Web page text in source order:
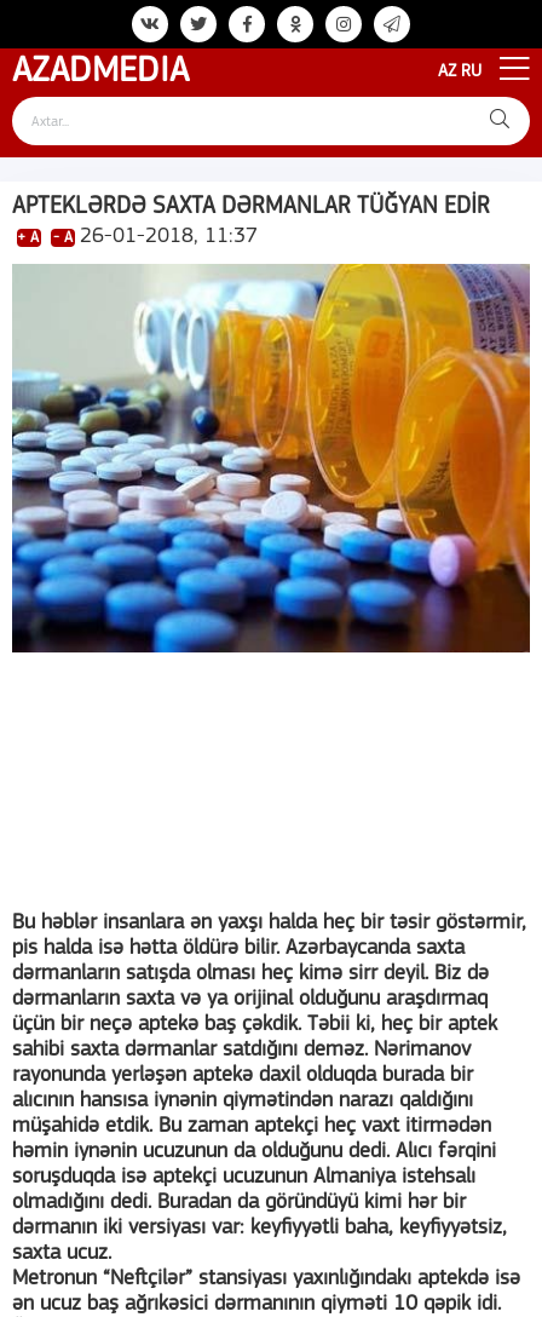
AZADMEDIA AZ RU
APTEKLƏRDƏ SAXTA DƏRMANLAR TÜĞYAN EDİR
+ A - A 26-01-2018, 11:37
Bu həblər insanlara ən yaxşı halda heç bir təsir göstərmir,
pis halda isə hətta öldürə bilir. Azərbaycanda saxta
dərmanların satışda olması heç kimə sirr deyil. Biz də
dərmanların saxta və ya orijinal olduğunu araşdırmaq
üçün bir neçə aptekə baş çəkdik. Təbii ki, heç bir aptek
sahibi saxta dərmanlar satdığını deməz. Nərimanov
rayonunda yerləşən aptekə daxil olduqda burada bir
alıcının hansısa iynənin qiymətindən narazı qaldığını
müşahidə etdik. Bu zaman aptekçi heç vaxt itirmədən
həmin iynənin ucuzunun da olduğunu dedi. Alıcı fərqini
soruşduqda isə aptekçi ucuzunun Almaniya istehsalı
olmadığını dedi. Buradan da göründüyü kimi hər bir
dərmanın iki versiyası var: keyfiyyətli baha, keyfiyyətsiz,
saxta ucuz.
Metronun “Neftçilər” stansiyası yaxınlığındakı aptekdə isə
ən ucuz baş ağrıkəsici dərmanının qiyməti 10 qəpik idi.